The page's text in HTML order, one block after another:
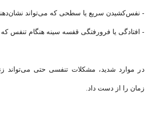
- نفس‌کشیدن سریع یا سطحی که می‌تواند
- افتادگی یا فرورفتگی قفسه سینه هنگام تنفس که
در موارد شدید، مشکلات تنفسی حتی می‌تواند
زمان را از دست داد.